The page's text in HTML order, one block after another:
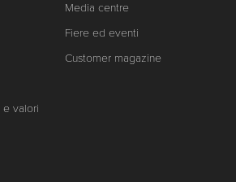
e valori
Media centre
Fiere ed eventi
Customer magazine